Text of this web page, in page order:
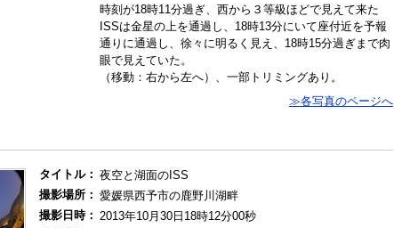
時刻が18時11分過ぎ、西から３等級ほどで見えて来た
ISSは金星の上を通過し、18時13分にいて座付近を予報
通りに通過し、徐々に明るく見え、18時15分過ぎまで肉
眼で見えていた。
（移動：右から左へ）、一部トリミングあり。
≫各写真のページへ
タイトル： 夜空と湖面のISS
撮影場所： 愛媛県西予市の鹿野川湖畔
撮影日時： 2013年10月30日18時12分00秒